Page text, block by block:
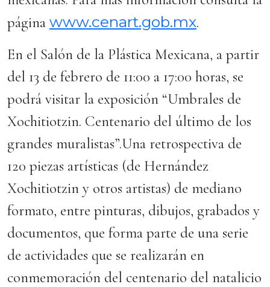
página www.cenart.gob.mx.
En el Salón de la Plástica Mexicana, a partir
del 13 de febrero de 11:00 a 17:00 horas, se
podrá visitar la exposición “Umbrales de
Xochitiotzin. Centenario del último de los
grandes muralistas”.Una retrospectiva de
120 piezas artísticas (de Hernández
Xochitiotzin y otros artistas) de mediano
formato, entre pinturas, dibujos, grabados y
documentos, que forma parte de una serie
de actividades que se realizarán en
conmemoración del centenario del natalicio